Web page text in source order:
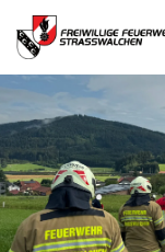
Zum
springen